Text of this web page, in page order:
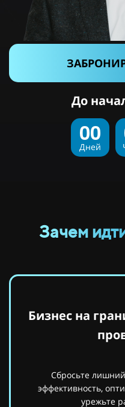
До
00
Дней
Зачем
Бизнес на
Сбросьте
эффективность,
урежьте